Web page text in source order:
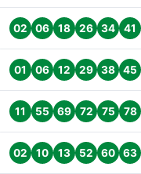
02 06 18 26 34 41
01 06 12 29 38 45
11 55 69 72 75 78
02 10 13 52 60 63